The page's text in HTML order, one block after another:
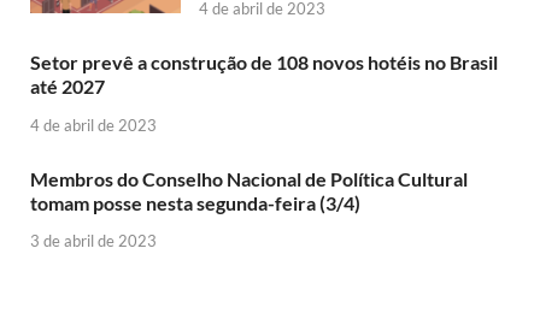
4 de abril de 2023
Setor prevê a construção de 108 novos hotéis no Brasil
até 2027
4 de abril de 2023
Membros do Conselho Nacional de Política Cultural
tomam posse nesta segunda-feira (3/4)
3 de abril de 2023